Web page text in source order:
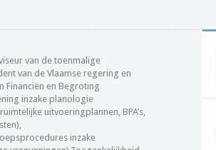
van de toenmalige
van de Vlaamse regering en
Financiën en Begroting
inzake planologie
uitvoeringplannen, BPA’s,
inzake